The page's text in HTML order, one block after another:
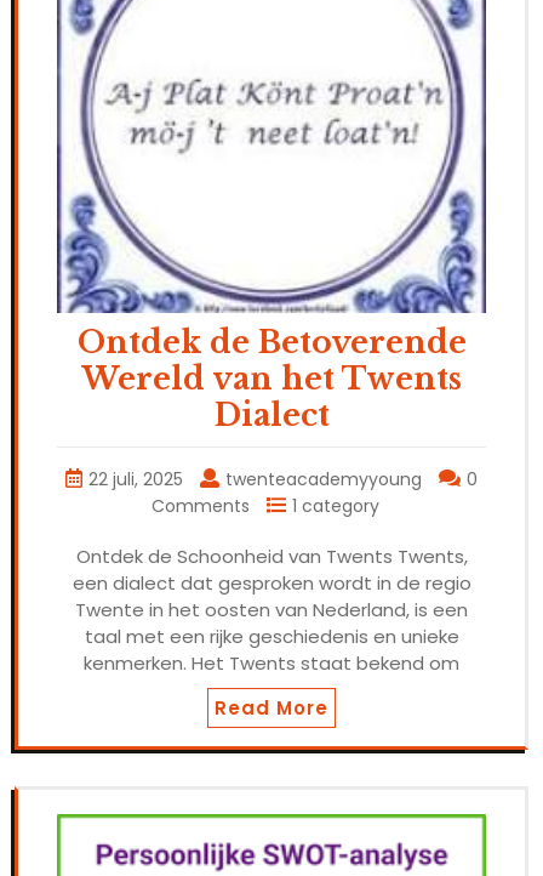
Ontdek de Betoverende
Wereld van het Twents
Dialect
22 juli, 2025 twenteacademyyoung
0
Comments
1 category
Ontdek de Schoonheid van Twents Twents,
een dialect dat gesproken wordt in de regio
Twente in het oosten van Nederland, is een
taal met een rijke geschiedenis en unieke
kenmerken. Het Twents staat bekend om
Read More